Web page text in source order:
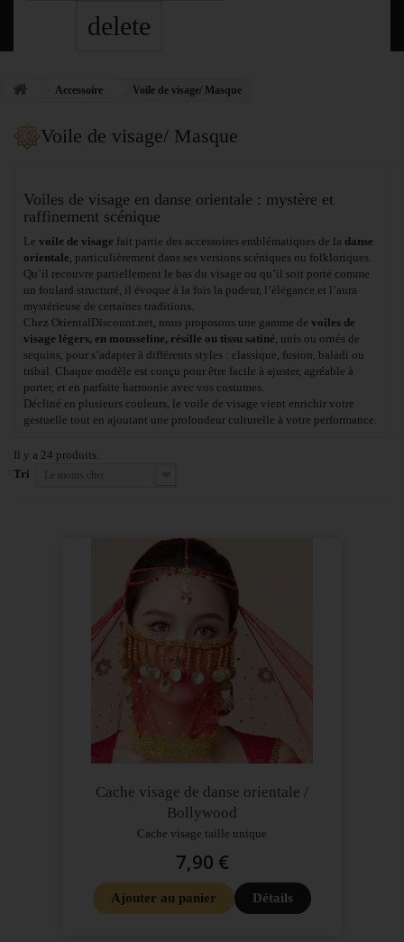
delete
Accessoire Voile de visage/ Masque
Voile de visage/ Masque
Voiles de visage en danse orientale : mystère et
raffinement scénique
Le voile de visage fait partie des accessoires emblématiques de la danse
orientale , particulièrement dans ses versions scéniques ou folkloriques.
Qu’il recouvre partiellement le bas du visage ou qu’il soit porté comme
un foulard structuré, il évoque à la fois la pudeur, l’élégance et l’aura
mystérieuse de certaines traditions.
Chez OrientalDiscount.net, nous proposons une gamme de voiles de
visage légers, en mousseline, résille ou tissu satiné , unis ou ornés de
sequins, pour s’adapter à différents styles : classique, fusion, baladi ou
tribal. Chaque modèle est conçu pour être facile à ajuster, agréable à
porter, et en parfaite harmonie avec vos costumes.
Décliné en plusieurs couleurs, le voile de visage vient enrichir votre
gestuelle tout en ajoutant une profondeur culturelle à votre performance.
Il y a 24 produits.
Tri
Le moins cher
Cache visage de danse orientale /
Bollywood
Cache visage taille unique
7,90 €
Ajouter au panier Détails